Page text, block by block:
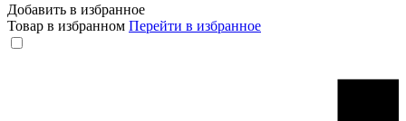
Добавить в избранное
Товар в избранном Перейти в избранное